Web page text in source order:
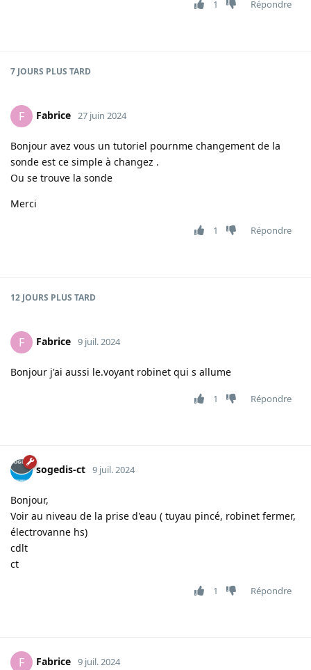
1 Répondre
7 JOURS PLUS TARD
F Fabrice 27 juin 2024
Bonjour avez vous un tutoriel pournme changement de la
sonde est ce simple à changez .
Ou se trouve la sonde
Merci
1 Répondre
12 JOURS PLUS TARD
F Fabrice 9 juil. 2024
Bonjour j'ai aussi le.voyant robinet qui s allume
1 Répondre
sogedis-ct 9 juil. 2024
Bonjour,
Voir au niveau de la prise d'eau ( tuyau pincé, robinet fermer,
électrovanne hs)
cdlt
ct
1 Répondre
F Fabrice 9 juil. 2024